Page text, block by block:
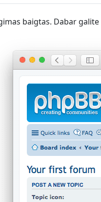
baigtas. Dabar